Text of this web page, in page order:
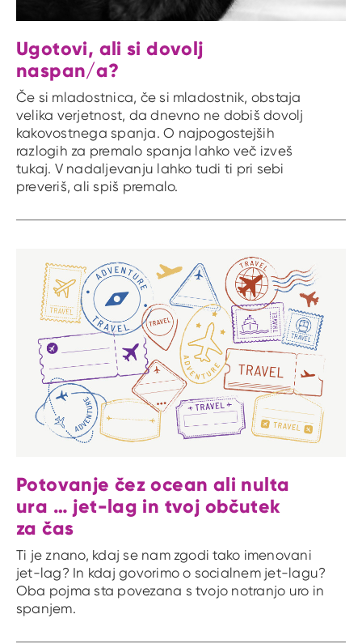
Ugotovi, ali si dovolj
naspan/a?
Če si mladostnica, če si mladostnik, obstaja
velika verjetnost, da dnevno ne dobiš dovolj
kakovostnega spanja. O najpogostejših
razlogih za premalo spanja lahko več izveš
tukaj. V nadaljevanju lahko tudi ti pri sebi
preveriš, ali spiš premalo.
Potovanje čez ocean ali nulta
ura … jet-lag in tvoj občutek
za čas
Ti je znano, kdaj se nam zgodi tako imenovani
jet-lag? In kdaj govorimo o socialnem jet-lagu?
Oba pojma sta povezana s tvojo notranjo uro in
spanjem.